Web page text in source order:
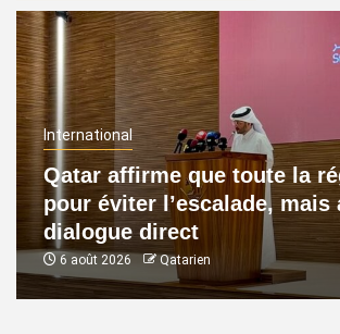
International
Qatar affirme que toute la
pour éviter l’escalade, mais
dialogue direct
6 août 2026 Qatarien